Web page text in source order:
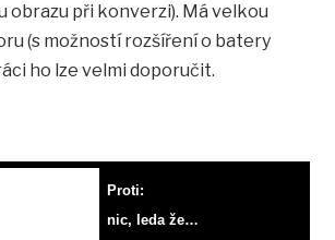
obrazu při konverzi). Má velkou
(s možností rozšíření o batery
ho lze velmi doporučit.
Proti:
nic, leda že…